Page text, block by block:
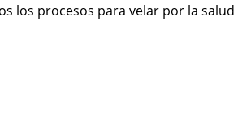
los procesos para velar por la